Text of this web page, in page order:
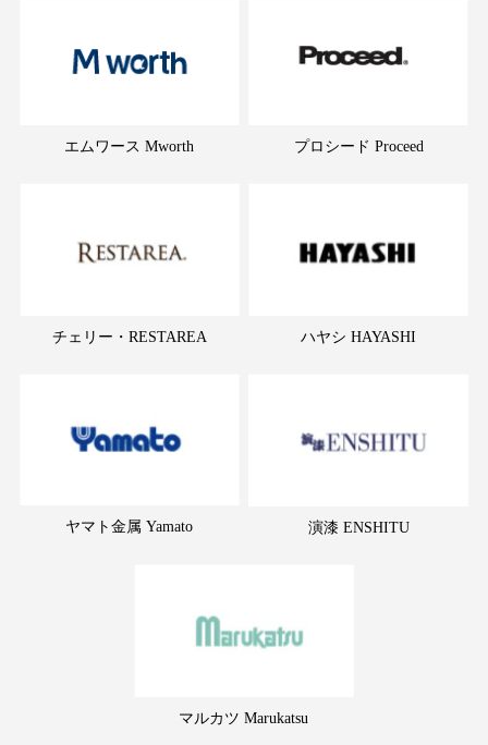
エムワース Mworth プロシード Proceed
チェリー・RESTAREA ハヤシ HAYASHI
ヤマト金属 Yamato 演漆 ENSHITU
マルカツ Marukatsu